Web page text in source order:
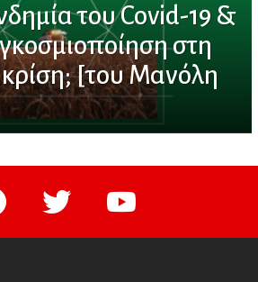
του Covid-19 &
στη
κρίση; [του Μανόλη
twitter